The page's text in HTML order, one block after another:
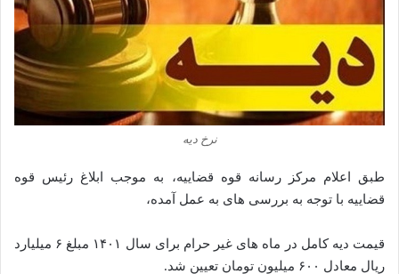
نرخ دیه
طبق اعلام مرکز رسانه قوه قضاییه، به موجب ابلاغ رئیس قوه
قضاییه با توجه به بررسی‌ های به عمل آمده،
قیمت دیه کامل در ماه‌ های غیر حرام برای سال ۱۴۰۱ مبلغ ۶ میلیارد
ریال معادل ۶۰۰ میلیون تومان تعیین شد.